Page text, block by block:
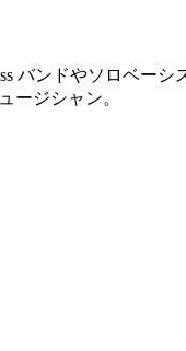
バンドやソロベー
ージシャン。